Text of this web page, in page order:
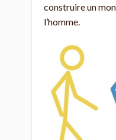
construire un
l’homme.